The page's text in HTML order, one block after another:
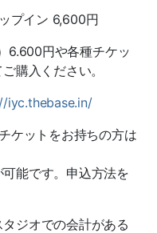
プイン 6,600円
6.600円や各種チケッ
購入ください。
iyc.thebase.in/
ケットをお持ちの方は
能です。申込方法を
ジオでの会計がある